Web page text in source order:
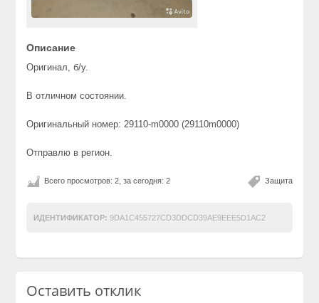
Описание
Оригинал, б/у.
В отличном состоянии.
Оригинальный номер: 29110-m0000 (29110m0000)
Отправлю в регион.
Защита
Всего просмотров: 2, за сегодня: 2
ИДЕНТИФИКАТОР: 9DA1C455727CD3DDCD39AE9EEE5D1AC2
Оставить отклик